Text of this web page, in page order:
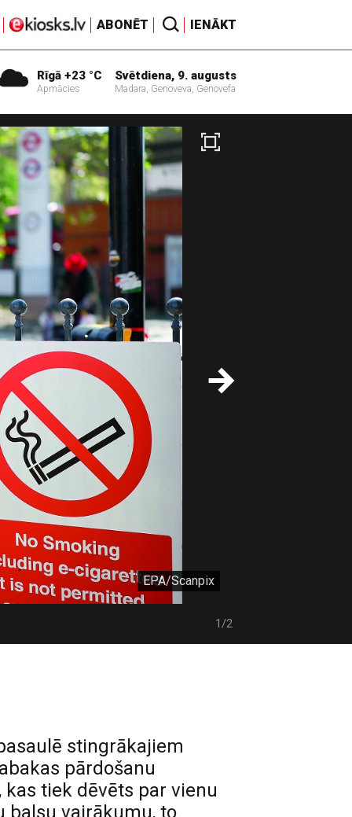
ABONĒT IENĀKT
Rīgā +23 °C
Apmācies
Svētdiena, 9. augusts
Madara, Genoveva, Genovefa
EPA/Scanpix
1/2
stingrākajiem
pārdošanu
tiek dēvēts par vienu
balsu vairākumu, to